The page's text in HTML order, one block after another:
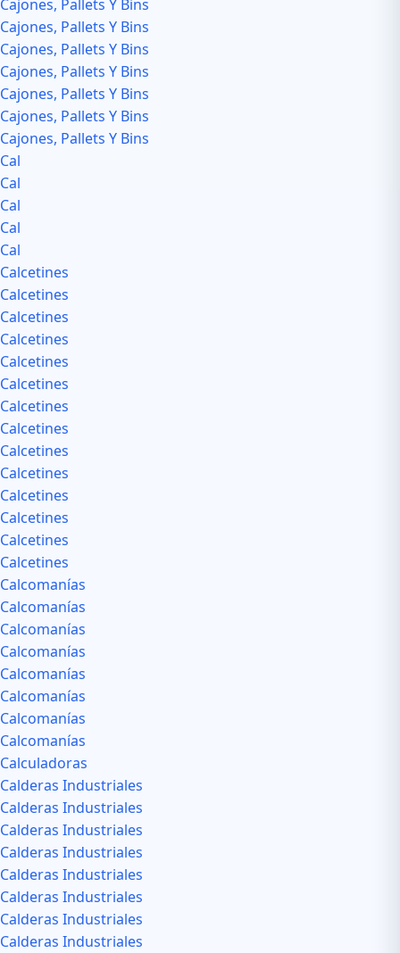
Cajones, Pallets Y Bins
Cajones, Pallets Y Bins
Cajones, Pallets Y Bins
Cajones, Pallets Y Bins
Cajones, Pallets Y Bins
Cajones, Pallets Y Bins
Cajones, Pallets Y Bins
Cal
Cal
Cal
Cal
Cal
Calcetines
Calcetines
Calcetines
Calcetines
Calcetines
Calcetines
Calcetines
Calcetines
Calcetines
Calcetines
Calcetines
Calcetines
Calcetines
Calcetines
Calcomanías
Calcomanías
Calcomanías
Calcomanías
Calcomanías
Calcomanías
Calcomanías
Calcomanías
Calculadoras
Calderas Industriales
Calderas Industriales
Calderas Industriales
Calderas Industriales
Calderas Industriales
Calderas Industriales
Calderas Industriales
Calderas Industriales